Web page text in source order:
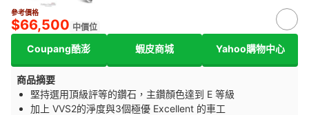
參考價格
$66,500 中價位
Coupang酷澎 蝦皮商城 Yahoo購物中心
商品摘要
堅持選用頂級評等的鑽石， 主鑽顏色達到 E 等級
加上 VVS2的淨度與3個極優 Excellent 的車工